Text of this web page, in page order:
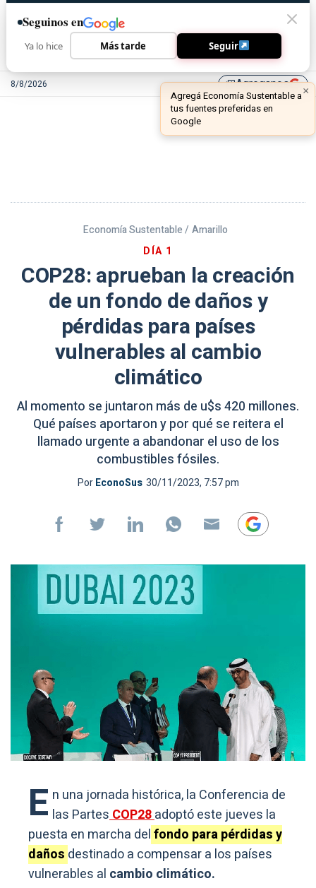
8/8/2026 library_addAgreganos
Economía Sustentable / Amarillo
DÍA 1
COP28: aprueban la creación
de un fondo de daños y
pérdidas para países
vulnerables al cambio
climático
Al momento se juntaron más de u$s 420 millones.
Qué países aportaron y por qué se reitera el
llamado urgente a abandonar el uso de los
combustibles fósiles.
PorEconoSus 30/11/2023, 7:57 pm
E n una jornada histórica, la Conferencia de
las PartesCOP28adoptó este jueves la
puesta en marcha delfondo para pérdidas y
daños destinado a compensar a los países
vulnerables al cambio climático.
Seguinos en
Ya lo hice Más tarde Seguir